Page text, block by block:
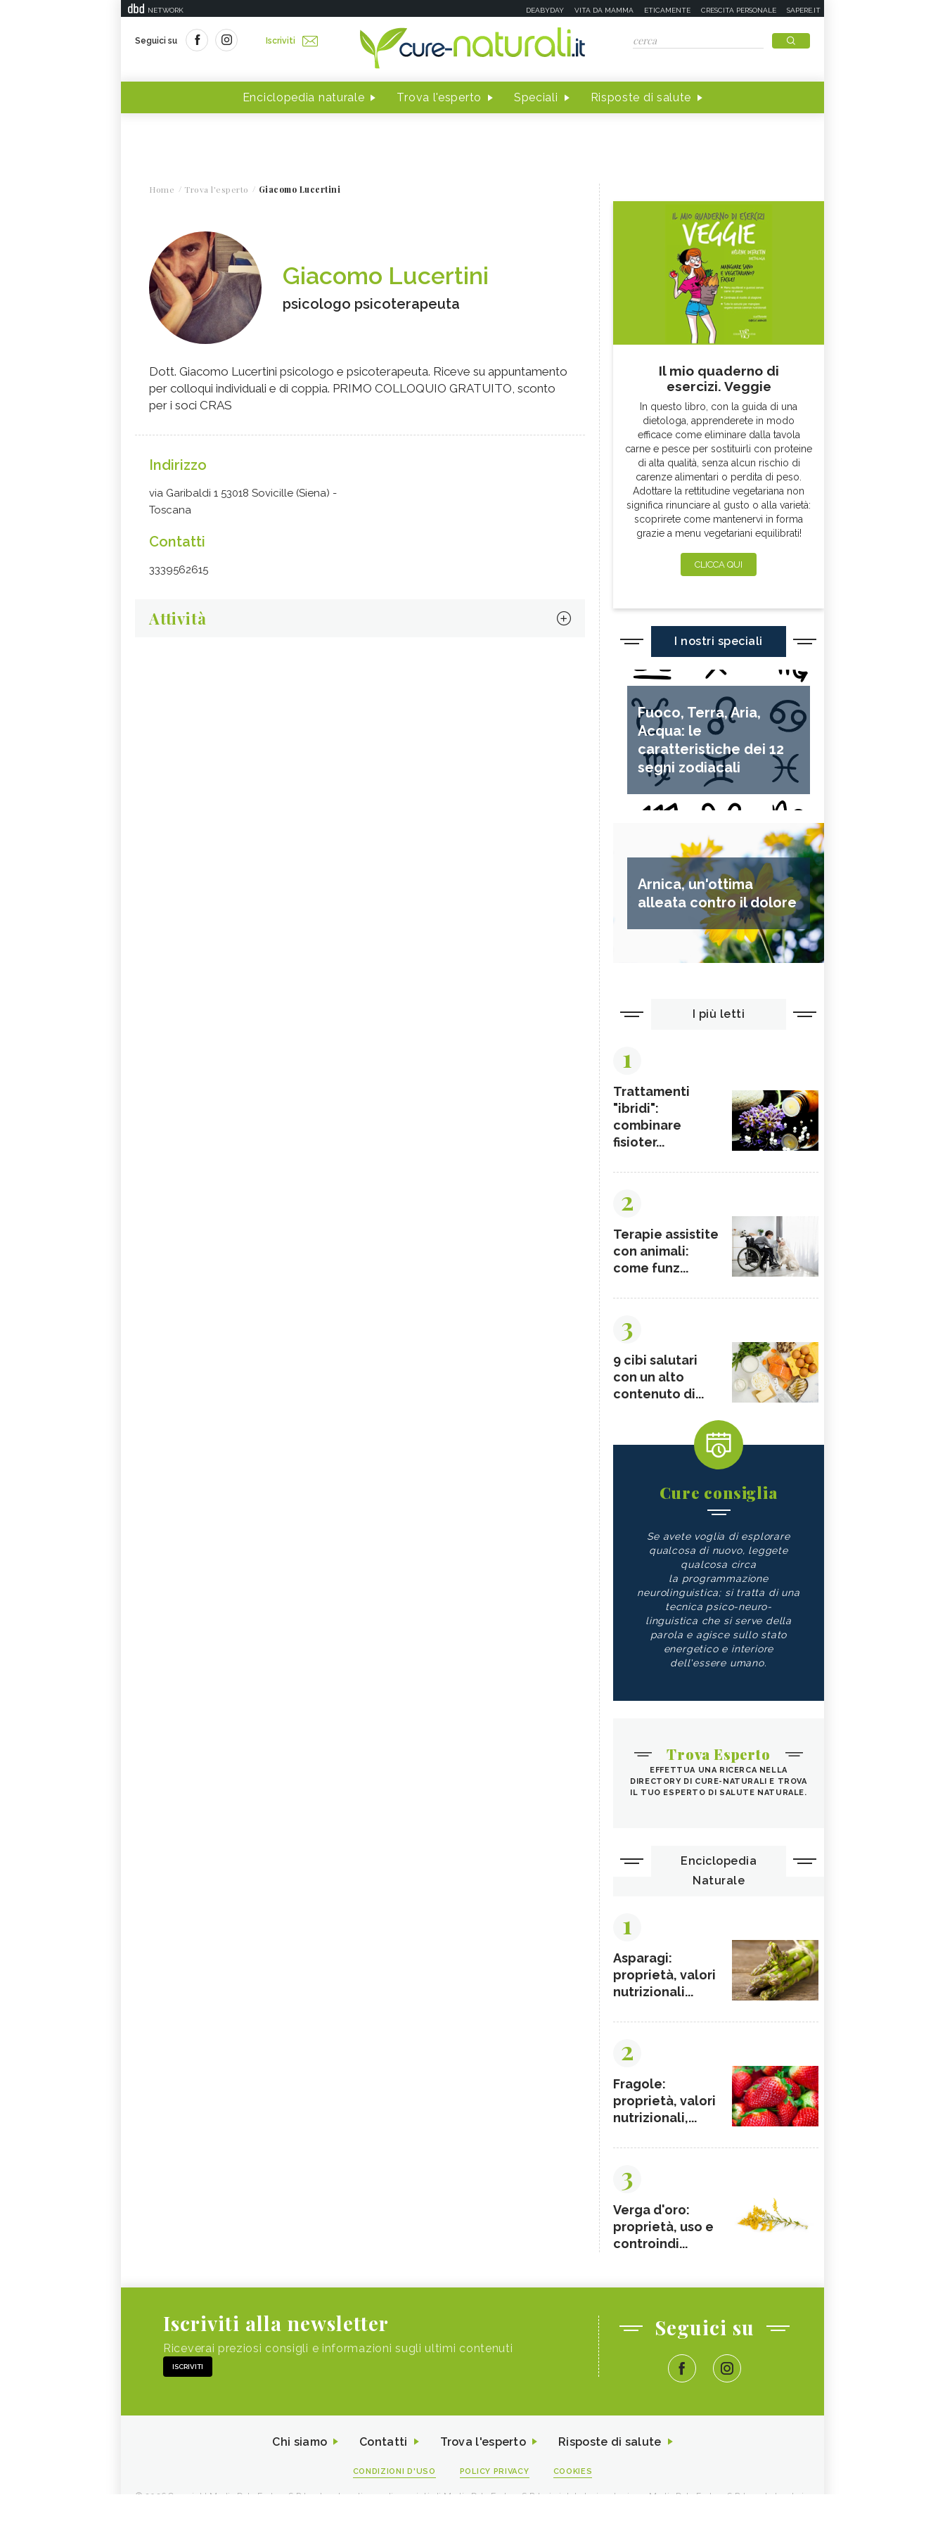
NETWORK DEABYDAY VITA DA MAMMA ETICAMENTE CRESCITA PERSONALE SAPERE.IT
Seguici su Iscriviti
Enciclopedia naturale Trova l'esperto Speciali Risposte di salute
Home Trova l'esperto Giacomo Lucertini
Giacomo Lucertini
psicologo psicoterapeuta
Dott. Giacomo Lucertini psicologo e psicoterapeuta. Riceve su appuntamento
per colloqui individuali e di coppia. PRIMO COLLOQUIO GRATUITO, sconto
per i soci CRAS
Indirizzo
via Garibaldi 1 53018 Sovicille (Siena) -
Toscana
Contatti
3339562615
Attività
Il mio quaderno di
esercizi. Veggie
In questo libro, con la guida di una
dietologa, apprenderete in modo
efficace come eliminare dalla tavola
carne e pesce per sostituirli con proteine
di alta qualità, senza alcun rischio di
carenze alimentari o perdita di peso.
Adottare la rettitudine vegetariana non
significa rinunciare al gusto o alla varietà:
scoprirete come mantenervi in forma
grazie a menu vegetariani equilibrati!
CLICCA QUI
I nostri speciali
Fuoco, Terra, Aria,
Acqua: le
caratteristiche dei 12
segni zodiacali
Arnica, un'ottima
alleata contro il dolore
I più letti
1
Trattamenti
"ibridi":
combinare
fisioter...
2
Terapie assistite
con animali:
come funz...
3
9 cibi salutari
con un alto
contenuto di...
Cure consiglia
Se avete voglia di esplorare
qualcosa di nuovo, leggete
qualcosa circa
la programmazione
neurolinguistica; si tratta di una
tecnica psico-neuro-
linguistica che si serve della
parola e agisce sullo stato
energetico e interiore
dell'essere umano.
Trova Esperto
EFFETTUA UNA RICERCA NELLA
DIRECTORY DI CURE-NATURALI E TROVA
IL TUO ESPERTO DI SALUTE NATURALE.
Enciclopedia
Naturale
1
Asparagi:
proprietà, valori
nutrizionali...
2
Fragole:
proprietà, valori
nutrizionali,...
3
Verga d'oro:
proprietà, uso e
controindi...
Iscriviti alla newsletter
Riceverai preziosi consigli e informazioni sugli ultimi contenuti
ISCRIVITI
Seguici su
Chi siamo Contatti Trova l'esperto Risposte di salute
CONDIZIONI D'USO POLICY PRIVACY COOKIES
© 2026 Copyright Media Data Factory S.R.L. - I contenuti sono di proprietà di Media Data Factory S.R.L, è vietata la riproduzione. Media Data Factory S.R.L. sede legale in